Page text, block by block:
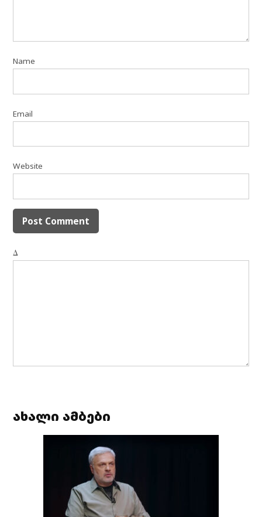
Name
Email
Website
Δ
ახალი ამბები